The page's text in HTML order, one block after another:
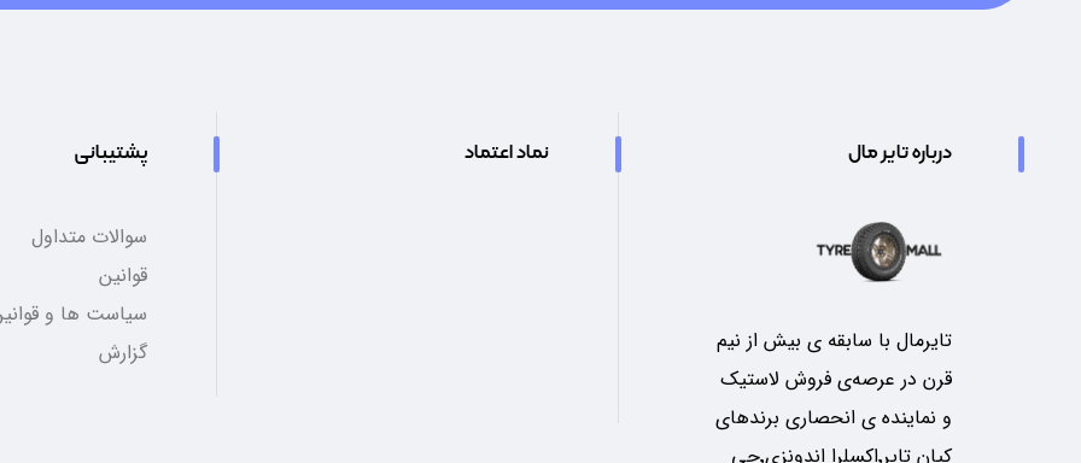
درباره تایر مال
تایرمال با سابقه ی بیش از نیم
قرن در عرصه‌ی فروش لاستیک
و نماینده ی انحصاری برندهای
کیان تایر٬اکسلرا اندونزی٬جی
نماد اعتماد پشتیبانی
سوالات متداول
قوانین
سیاست ها و
گزارش